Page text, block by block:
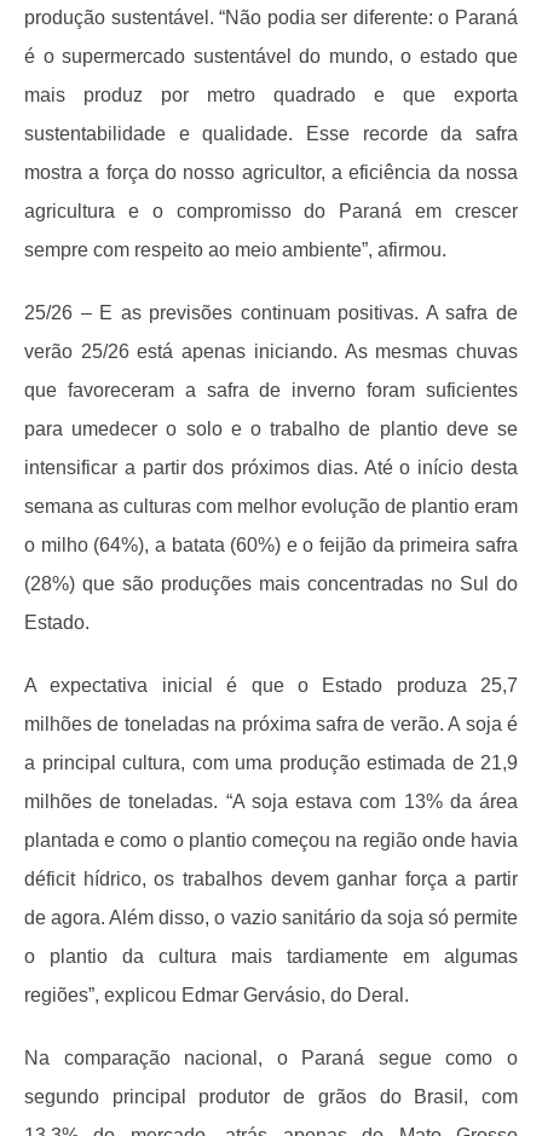
produção sustentável. “Não podia ser diferente: o Paraná
é o supermercado sustentável do mundo, o estado que
mais produz por metro quadrado e que exporta
sustentabilidade e qualidade. Esse recorde da safra
mostra a força do nosso agricultor, a eficiência da nossa
agricultura e o compromisso do Paraná em crescer
sempre com respeito ao meio ambiente”, afirmou.
25/26 – E as previsões continuam positivas. A safra de
verão 25/26 está apenas iniciando. As mesmas chuvas
que favoreceram a safra de inverno foram suficientes
para umedecer o solo e o trabalho de plantio deve se
intensificar a partir dos próximos dias. Até o início desta
semana as culturas com melhor evolução de plantio eram
o milho (64%), a batata (60%) e o feijão da primeira safra
(28%) que são produções mais concentradas no Sul do
Estado.
A expectativa inicial é que o Estado produza 25,7
milhões de toneladas na próxima safra de verão. A soja é
a principal cultura, com uma produção estimada de 21,9
milhões de toneladas. “A soja estava com 13% da área
plantada e como o plantio começou na região onde havia
déficit hídrico, os trabalhos devem ganhar força a partir
de agora. Além disso, o vazio sanitário da soja só permite
o plantio da cultura mais tardiamente em algumas
regiões”, explicou Edmar Gervásio, do Deral.
Na comparação nacional, o Paraná segue como o
segundo principal produtor de grãos do Brasil, com